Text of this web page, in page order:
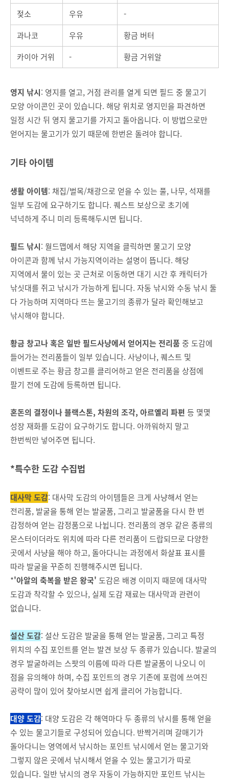
젖소 우유
-
과나코
우유
황금 버터
카이아 거위
- 황금 거위알
영지 낚시: 영지를 열고, 거점 관리를 열게 되면 필드 중 물고기
모양 아이콘인 곳이 있습니다. 해당 위치로 영지민을 파견하면
일정 시간 뒤 영지 물고기를 가지고 돌아옵니다. 이 방법으로만
얻어지는 물고기가 있기 때문에 한번은 돌려야 합니다.
기타 아이템
생활 아이템: 채집/벌목/채광으로 얻을 수 있는 풀, 나무, 석재를
일부 도감에 요구하기도 합니다. 퀘스트 보상으로 초기에
넉넉하게 주니 미리 등록해두시면 됩니다.
필드 낚시: 월드맵에서 해당 지역을 클릭하면 물고기 모양
아이콘과 함께 낚시 가능지역이라는 설명이 뜹니다. 해당
지역에서 물이 있는 곳 근처로 이동하면 대기 시간 후 캐릭터가
낚싯대를 쥐고 낚시가 가능하게 됩니다. 자동 낚시와 수동 낚시 둘
다 가능하며 지역마다 뜨는 물고기의 종류가 달라 확인해보고
낚시해야 합니다.
황금 창고나 혹은 일반 필드사냥에서 얻어지는 전리품 중 도감에
들어가는 전리품들이 일부 있습니다. 사냥이나, 퀘스트 및
이벤트로 주는 황금 창고를 클리어하고 얻은 전리품을 상점에
팔기 전에 도감에 등록하면 됩니다.
혼돈의 결정이나 블랙스톤, 차원의 조각, 아르옐리 파편 등 몇몇
성장 재화를 도감이 요구하기도 합니다. 아까워하지 말고
한번씩만 넣어주면 됩니다.
*특수한 도감 수집법
대사막 도감: 대사막 도감의 아이템들은 크게 사냥해서 얻는
전리품, 발굴을 통해 얻는 발굴품, 그리고 발굴품을 다시 한 번
감정하여 얻는 감정품으로 나뉩니다. 전리품의 경우 같은 종류의
몬스터이더라도 위치에 따라 다른 전리품이 드랍되므로 다양한
곳에서 사냥을 해야 하고, 돌아다니는 과정에서 화살표 표시를
따라 발굴을 꾸준히 진행해주시면 됩니다.
*'아알의 축복을 받은 왕국' 도감은 배경 이미지 때문에 대사막
도감과 착각할 수 있으나, 실제 도감 재료는 대사막과 관련이
없습니다.
설산 도감: 설산 도감은 발굴을 통해 얻는 발굴품, 그리고 특정
위치의 수집 포인트를 얻는 발견 보상 두 종류가 있습니다. 발굴의
경우 발굴하려는 스팟의 이름에 따라 다른 발굴품이 나오니 이
점을 유의해야 하며, 수집 포인트의 경우 기존에 포럼에 쓰여진
공략이 많이 있어 찾아보시면 쉽게 클리어 가능합니다.
대양 도감: 대양 도감은 각 해역마다 두 종류의 낚시를 통해 얻을
수 있는 물고기들로 구성되어 있습니다. 반짝거리며 갈매기가
돌아다니는 영역에서 낚시하는 포인트 낚시에서 얻는 물고기와
그렇지 않은 곳에서 낚시해서 얻을 수 있는 물고기가 따로
있습니다. 일반 낚시의 경우 자동이 가능하지만 포인트 낚시는